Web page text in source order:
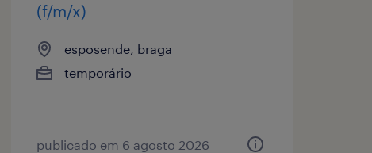
(f/m/x)
esposende, braga
temporário
publicado em 6 agosto 2026